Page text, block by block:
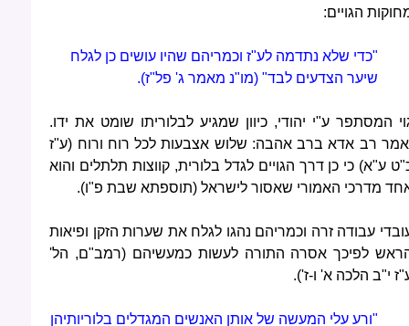
הגויים:
"כדי שלא נתדמה לע"ז וכמריהם שהיו עושים כן לגלח
שיער הצדעים לבד" (מו"נ מאמר ג' פל"ז).
המסתפר ע"י יהודי, כיוון שמגיע לבלוריתו שומט את ידו.
רב אדא ברב אהבה: שלוש אצבעות לכל רוח ורוח (ע"ז
ע"א) כי כן דרך הגויים לגדל בלורית, קווצות תלתלים והוא
מדרכי האמורי שאסור לישראל (תוספתא שבת פ"ו).
עבודה זרה וכמריהם נהגו לגלח את שערות הזקן ופיאות
לפיכך אסרה התורה לעשות כמעשיהם (רמב"ם, הל'
י"ב הלכה א' ו-ז').
"ורע עלי המעשה של אותן האנשים המגדלים בלוריותיהן